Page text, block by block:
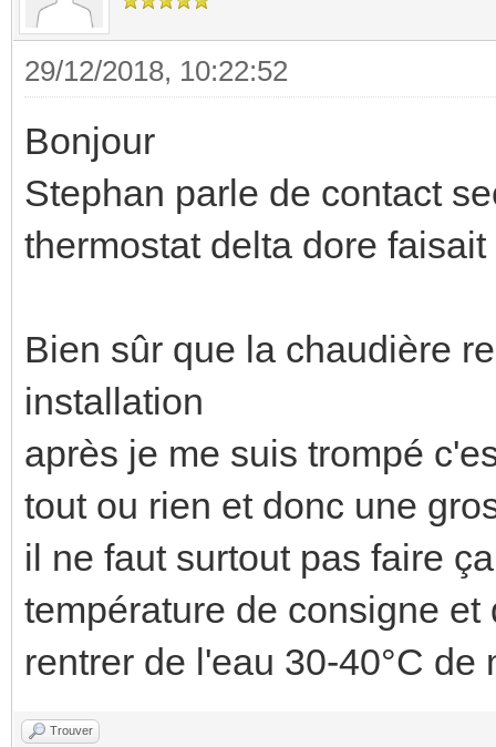
29/12/2018, 10:22:52
Bonjour
Stephan parle de contact
thermostat delta dore
Bien sûr que la chaudière
installation
après je me suis trompé
tout ou rien et donc une
il ne faut surtout pas faire
température de consigne
rentrer de l'eau 30-40°C de
Trouver